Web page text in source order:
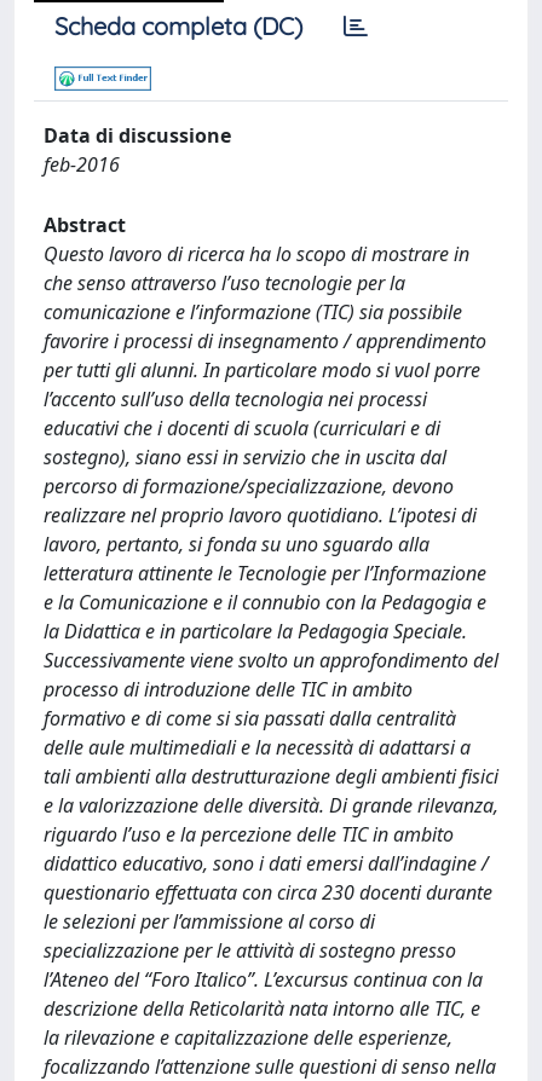
Scheda completa (DC)
Data di discussione
feb-2016
Abstract
Questo lavoro di ricerca ha lo scopo di mostrare in
che senso attraverso l’uso tecnologie per la
comunicazione e l’informazione (TIC) sia possibile
favorire i processi di insegnamento / apprendimento
per tutti gli alunni. In particolare modo si vuol porre
l’accento sull’uso della tecnologia nei processi
educativi che i docenti di scuola (curriculari e di
sostegno), siano essi in servizio che in uscita dal
percorso di formazione/specializzazione, devono
realizzare nel proprio lavoro quotidiano. L’ipotesi di
lavoro, pertanto, si fonda su uno sguardo alla
letteratura attinente le Tecnologie per l’Informazione
e la Comunicazione e il connubio con la Pedagogia e
la Didattica e in particolare la Pedagogia Speciale.
Successivamente viene svolto un approfondimento del
processo di introduzione delle TIC in ambito
formativo e di come si sia passati dalla centralità
delle aule multimediali e la necessità di adattarsi a
tali ambienti alla destrutturazione degli ambienti fisici
e la valorizzazione delle diversità. Di grande rilevanza,
riguardo l’uso e la percezione delle TIC in ambito
didattico educativo, sono i dati emersi dall’indagine /
questionario effettuata con circa 230 docenti durante
le selezioni per l’ammissione al corso di
specializzazione per le attività di sostegno presso
l’Ateneo del “Foro Italico”. L’excursus continua con la
descrizione della Reticolarità nata intorno alle TIC, e
la rilevazione e capitalizzazione delle esperienze,
focalizzando l’attenzione sulle questioni di senso nella